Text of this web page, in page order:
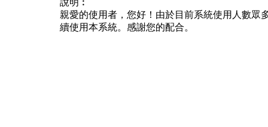
親愛的使用者，您好！由於目前系統使用人數眾
續使用本系統。感謝您的配合。